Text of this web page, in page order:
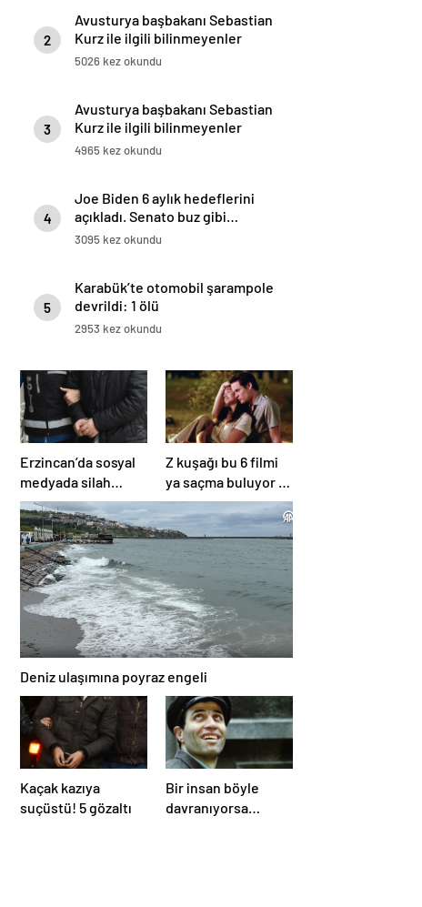
2
Avusturya başbakanı Sebastian
Kurz ile ilgili bilinmeyenler
5026 kez okundu
3
Avusturya başbakanı Sebastian
Kurz ile ilgili bilinmeyenler
4965 kez okundu
4
Joe Biden 6 aylık hedeflerini
açıkladı. Senato buz gibi…
3095 kez okundu
5
Karabük’te otomobil şarampole
devrildi: 1 ölü
2953 kez okundu
Erzincan’da sosyal
medyada silah
teşhiri yapanlar
yakalandı
Z kuşağı bu 6 filmi
ya saçma buluyor ya
da rahatsız edici ve
toksik!
Deniz ulaşımına poyraz engeli
Kaçak kazıya
suçüstü! 5 gözaltı
Bir insan böyle
davranıyorsa